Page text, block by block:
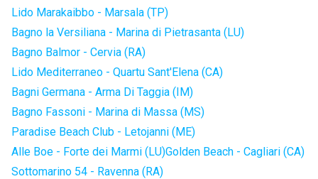
Lido Marakaibbo - Marsala (TP)
Bagno la Versiliana - Marina di Pietrasanta (LU)
Bagno Balmor - Cervia (RA)
Lido Mediterraneo - Quartu Sant'Elena (CA)
Bagni Germana - Arma Di Taggia (IM)
Bagno Fassoni - Marina di Massa (MS)
Paradise Beach Club - Letojanni (ME)
Alle Boe - Forte dei Marmi (LU)Golden Beach - Cagliari (CA)
Sottomarino 54 - Ravenna (RA)